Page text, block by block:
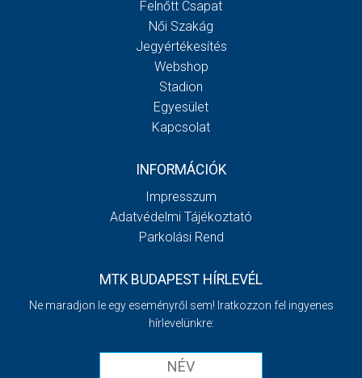
Felnőtt Csapat
Női Szakág
Jegyértékesítés
Webshop
Stadion
Egyesület
Kapcsolat
INFORMÁCIÓK
Impresszum
Adatvédelmi Tájékoztató
Parkolási Rend
MTK BUDAPEST HÍRLEVÉL
Ne maradjon le egy eseményről sem! Iratkozzon fel ingyenes
hírlevelünkre: